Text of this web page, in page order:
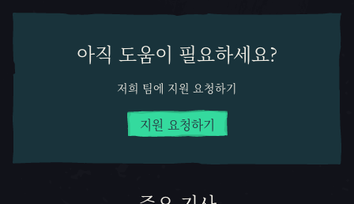
아직 도움이 필요하세요?
저희 팀에 지원 요청하기
지원 요청하기